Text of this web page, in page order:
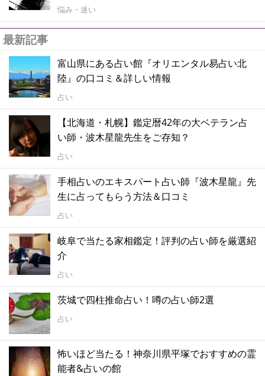
悩み・迷い
最新記事
富山県にある占い館『オリエンタル易占い北
陸』の口コミ＆詳しい情報
占い
【北海道・札幌】鑑定暦42年の大ベテラン占
い師・波木星龍先生をご存知？
占い
手相占いのエキスパート占い師『波木星龍』先
生に占ってもらう方法＆口コミ
占い
岐阜で当たる家相鑑定！評判の占い師を厳選紹
介
占い
茨城で四柱推命占い！噂の占い師2選
占い
怖いほど当たる！神奈川県平塚でおすすめの霊
能者&占いの館